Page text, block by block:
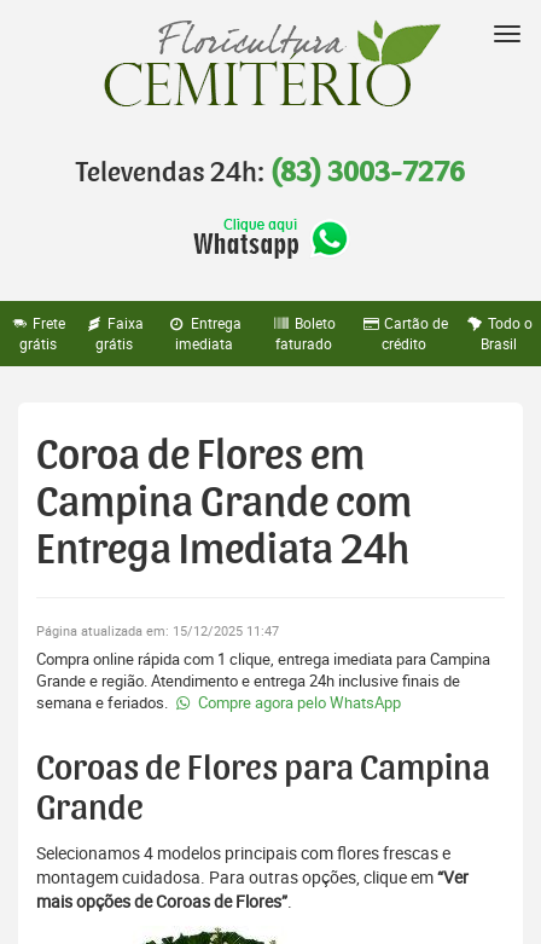
Televendas 24h: (83) 3003-7276
Frete
grátis
Faixa
grátis
Entrega
imediata
Boleto
faturado
Cartão de
crédito
Todo o
Brasil
Coroa de Flores em
Campina Grande com
Entrega Imediata 24h
Página atualizada em: 15/12/2025 11:47
Compra online rápida com 1 clique, entrega imediata para Campina
Grande e região. Atendimento e entrega 24h inclusive finais de
semana e feriados.
Compre agora pelo WhatsApp
Coroas de Flores para Campina
Grande
Selecionamos 4 modelos principais com flores frescas e
montagem cuidadosa. Para outras opções, clique em“Ver
mais opções de Coroas de Flores”.